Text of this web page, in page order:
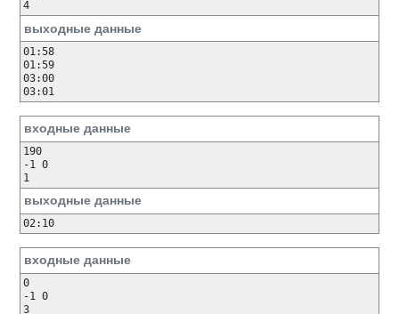
выходные данные
01:58
01:59
03:00
входные данные
190
-1 0
выходные данные
входные данные
0
-1 0